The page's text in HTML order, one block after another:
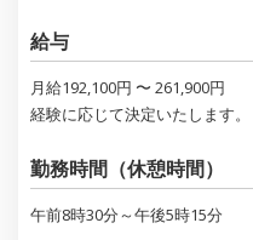
給与
月給192,100円 〜 261,900円
経験に応じて決定いたします。
勤務時間（休憩時間）
午前8時30分～午後5時15分